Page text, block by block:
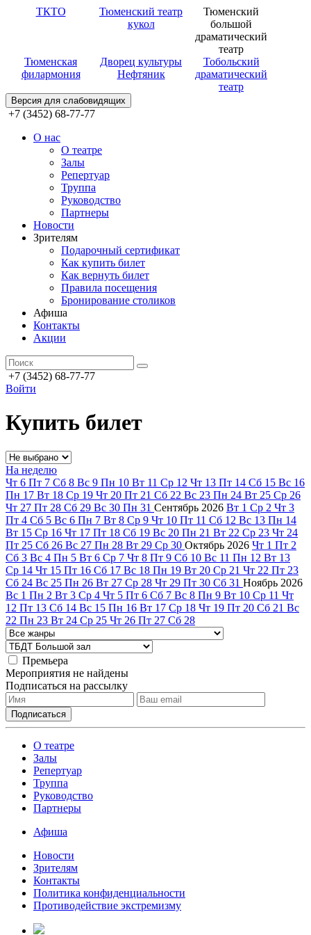
ТКТО
Тюменский театр
кукол
Тюменский
большой
драматический
театр
Тюменская
филармония
Дворец культуры
Нефтяник
Тобольский
драматический
театр
Версия для слабовидящих
+7 (3452) 68-77-77
О нас
О театре
Залы
Репертуар
Труппа
Руководство
Партнеры
Новости
Зрителям
Подарочный сертификат
Как купить билет
Как вернуть билет
Правила посещения
Бронирование столиков
Афиша
Контакты
Акции
+7 (3452) 68-77-77
Войти
Купить билет
На неделю
Чт 6 Пт 7 Сб 8 Вс 9 Пн 10 Вт 11 Ср 12 Чт 13 Пт 14 Сб 15 Вс 16
Пн 17 Вт 18 Ср 19 Чт 20 Пт 21 Сб 22 Вс 23 Пн 24 Вт 25 Ср 26
Чт 27 Пт 28 Сб 29 Вс 30 Пн 31 Сентябрь 2026 Вт 1 Ср 2 Чт 3
Пт 4 Сб 5 Вс 6 Пн 7 Вт 8 Ср 9 Чт 10 Пт 11 Сб 12 Вс 13 Пн 14
Вт 15 Ср 16 Чт 17 Пт 18 Сб 19 Вс 20 Пн 21 Вт 22 Ср 23 Чт 24
Пт 25 Сб 26 Вс 27 Пн 28 Вт 29 Ср 30 Октябрь 2026 Чт 1 Пт 2
Сб 3 Вс 4 Пн 5 Вт 6 Ср 7 Чт 8 Пт 9 Сб 10 Вс 11 Пн 12 Вт 13
Ср 14 Чт 15 Пт 16 Сб 17 Вс 18 Пн 19 Вт 20 Ср 21 Чт 22 Пт 23
Сб 24 Вс 25 Пн 26 Вт 27 Ср 28 Чт 29 Пт 30 Сб 31 Ноябрь 2026
Вс 1 Пн 2 Вт 3 Ср 4 Чт 5 Пт 6 Сб 7 Вс 8 Пн 9 Вт 10 Ср 11 Чт
12 Пт 13 Сб 14 Вс 15 Пн 16 Вт 17 Ср 18 Чт 19 Пт 20 Сб 21 Вс
22 Пн 23 Вт 24 Ср 25 Чт 26 Пт 27 Сб 28
Премьера
Мероприятия не найдены
Подписаться на рассылку
О театре
Залы
Репертуар
Труппа
Руководство
Партнеры
Афиша
Новости
Зрителям
Контакты
Политика конфиденциальности
Противодействие экстремизму